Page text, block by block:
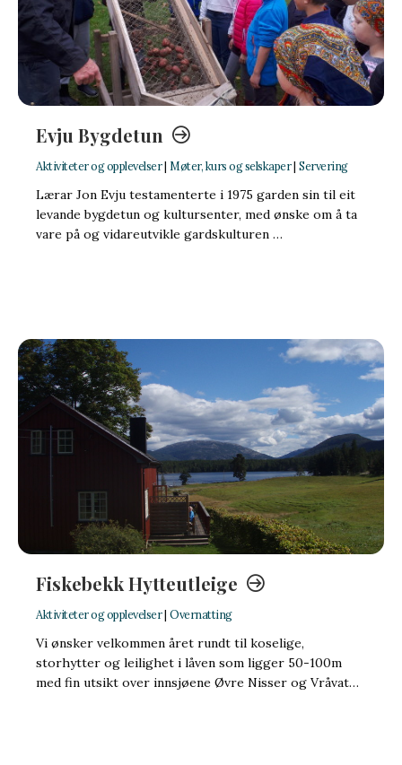
Evju Bygdetun
Aktiviteter og opplevelser| Møter, kurs og selskaper| Servering
Lærar Jon Evju testamenterte i 1975 garden sin til eit
levande bygdetun og kultursenter, med ønske om å ta
vare på og vidareutvikle gardskulturen …
Fiskebekk Hytteutleige
Aktiviteter og opplevelser| Overnatting
Vi ønsker velkommen året rundt til koselige,
storhytter og leilighet i låven som ligger 50-100m
med fin utsikt over innsjøene Øvre Nisser og Vråvat…